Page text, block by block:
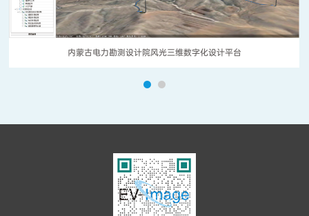
内蒙古电力勘测设计院风光三维数字化设计平台